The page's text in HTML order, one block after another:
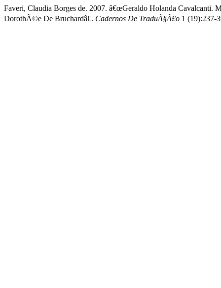
Faveri, Claudia Borges de. 2007. â€œGeraldo Holanda
DorothÃ©e De Bruchardâ€. Cadernos De TraduÃ§Ã£o 1 (19):237-